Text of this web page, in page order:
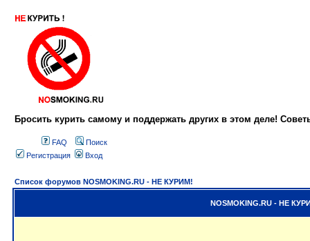
Бросить курить самому и поддержать других в этом деле!
FAQ
Поиск
Регистрация
Вход
Список форумов NOSMOKING.RU - НЕ КУРИМ!
NOSMOKING.RU - НЕ